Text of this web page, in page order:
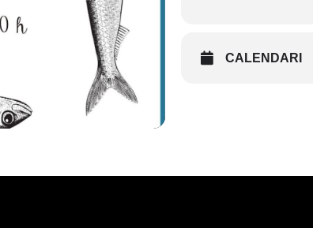
CALENDARI